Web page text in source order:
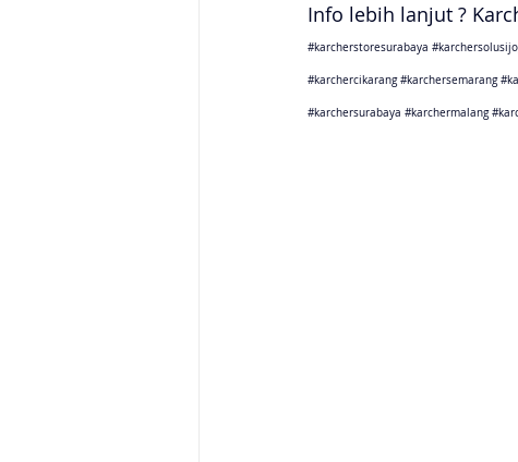
Info lebih lanjut ?
#karcherstoresurabaya
#karchercikarang #karchersemarang
#karchersurabaya #karchermalang